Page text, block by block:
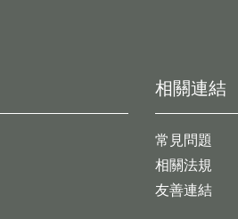
相關連結
常見問題
相關法規
友善連結